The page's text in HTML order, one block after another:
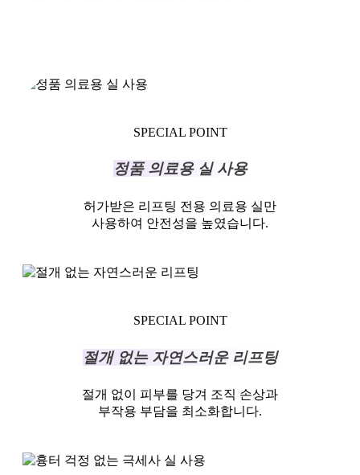
SPECIAL POINT
정품 의료용 실 사용
허가받은 리프팅 전용 의료용 실만
사용하여 안전성을 높였습니다.
SPECIAL POINT
절개 없는 자연스러운 리프팅
절개 없이 피부를 당겨 조직 손상과
부작용 부담을 최소화합니다.